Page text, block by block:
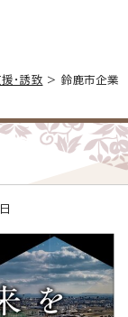
・誘致 > 鈴鹿市企業